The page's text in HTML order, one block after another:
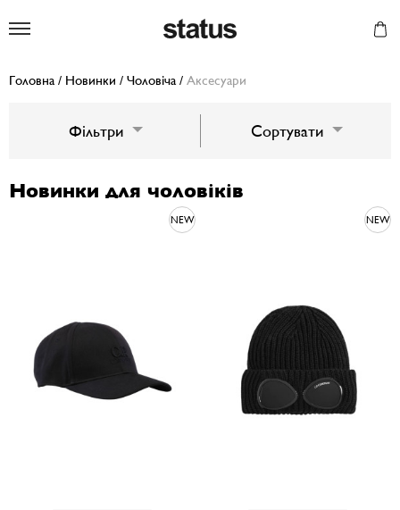
Головна / Новинки / Чоловіча / Аксесуари
Новинки для чоловіків
NEW NEW
Фільтри Сортувати